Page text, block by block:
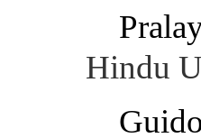
Hindu